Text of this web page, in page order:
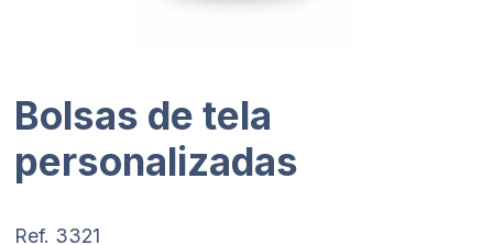
Bolsas de tela
personalizadas
Ref. 3321